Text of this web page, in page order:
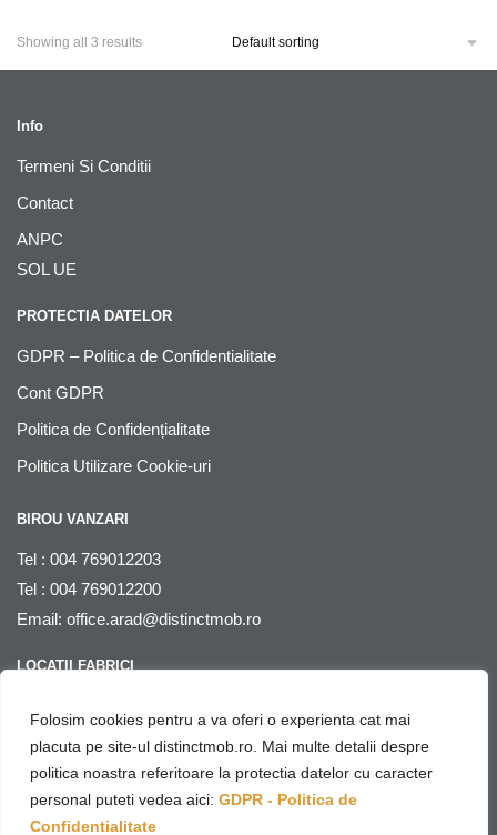
Folosim cookies pentru a va oferi o experienta cat mai
placuta pe site-ul distinctmob.ro. Mai multe detalii despre
politica noastra referitoare la protectia datelor cu caracter
personal puteti vedea aici: GDPR - Politica de
Confidentialitate
Showing all 3 results
Info
Termeni Si Conditii
Contact
ANPC
SOL UE
PROTECTIA DATELOR
GDPR – Politica de Confidentialitate
Cont GDPR
Politica de Confidențialitate
Politica Utilizare Cookie-uri
BIROU VANZARI
Tel : 004 769012203
Tel : 004 769012200
Email: office.arad@distinctmob.ro
LOCATII FABRICI
Romania
© Distinctmob 2020
Website & SEO byNetring Media – with♥